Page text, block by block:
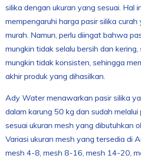
silika dengan ukuran yang sesuai. Hal
mempengaruhi harga pasir silika
murah. Namun, perlu diingat bahwa
mungkin tidak selalu bersih dan
mungkin tidak konsisten, sehingga
akhir produk yang dihasilkan.
Ady Water menawarkan pasir silika
dalam karung 50 kg dan sudah
sesuai ukuran mesh yang dibutuhkan
Variasi ukuran mesh yang tersedia di
mesh 4-8, mesh 8-16, mesh 14-20,